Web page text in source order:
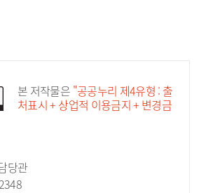
본 저작물은 "공공누리 제4유형 : 출
처표시 + 상업적 이용금지 + 변경금
당관